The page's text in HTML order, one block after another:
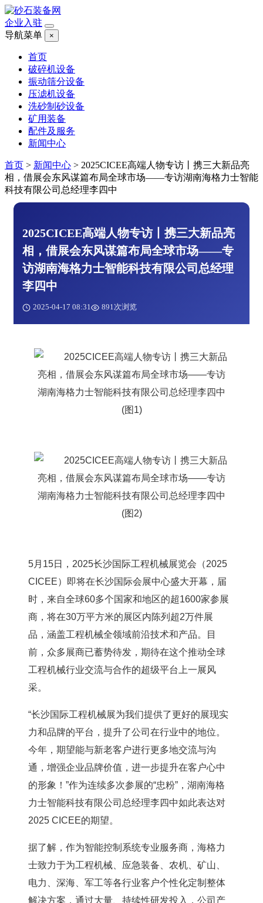
企业入驻
导航菜单
×
首页
破碎机设备
振动筛分设备
压滤机设备
洗砂制砂设备
矿用装备
配件及服务
新闻中心
首页 > 新闻中心 > 2025CICEE高端人物专访丨携三大新品亮
相，借展会东风谋篇布局全球市场——专访湖南海格力士智能
科技有限公司总经理李四中
2025CICEE高端人物专访丨携三大新品亮
相，借展会东风谋篇布局全球市场——专
访湖南海格力士智能科技有限公司总经理
李四中
2025-04-17 08:31 891次浏览
5月15日，2025长沙国际工程机械展览会 （2025
CICEE）即将在长沙国际会展中心盛大开幕，届
时，来自全球60多个国家和地区的超1600家参展
商 ，将在30万平方米的展区内陈列超2万件展
品，涵盖工程机械全领域前沿技术和产品。目
前，众多展商已蓄势待发，期待在这个推动全球
工程机械行业交流与合作的超级平台上一展风
采。
“长沙国际工程机械展为我们提供了更好的展现实
力和品牌的平台，提升了公司在行业中的地位。
今年，期望能与新老客户进行更多地交流与沟
通，增强企业品牌价值，进一步提升在客户心中
的形象！”作为连续多次参展的“忠粉”，湖南海格
力士智能科技有限公司总经理李四中如此表达对
2025 CICEE的期望。
据了解，作为智能控制系统专业服务商，海格力
士致力于为工程机械、应急装备、农机、矿山、
电力
、深海、军工等各行业客户个性化定制整体
解决方案，通过大量、持续性研发投入，公司产